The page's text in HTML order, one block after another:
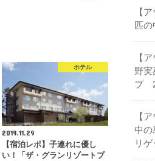
ホテル
2019.11.29
【宿泊レポ】子連れに優し
い！「ザ・グランリゾートプ
【
匹の
【
野実
プ 2
【
中
リ